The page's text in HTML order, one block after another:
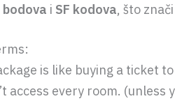
bodova i SF kodova, što
is like buying a ticket
access every room.